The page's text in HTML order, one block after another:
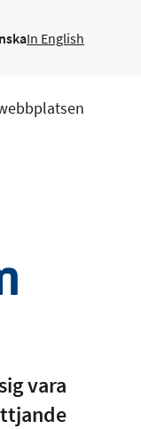
In English
vara